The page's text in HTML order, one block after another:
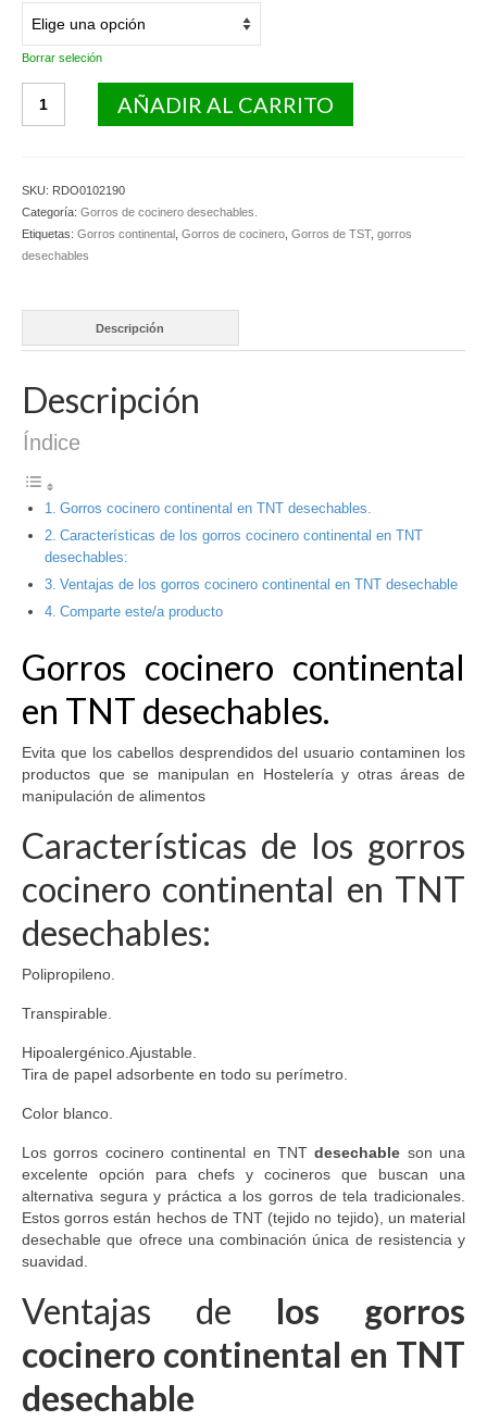
Borrar seleción
cocinero
AÑADIR AL CARRITO
SKU: RDO0102190
Categoría: Gorros de cocinero desechables.
Etiquetas: Gorros continental Gorros de cocinero Gorros de TST, gorros
desechables
Descripción
Descripción
Índice
Gorros cocinero continental en TNT desechables.
Características de los gorros cocinero continental en TNT
desechables:
Ventajas de los gorros cocinero continental en TNT desechable
Comparte este/a producto
Gorros cocinero continental
en TNT desechables.
Evita que los cabellos desprendidos del usuario contaminen los
productos que se manipulan en Hostelería y otras áreas de
manipulación de alimentos
Características de los gorros
cocinero continental en TNT
desechables:
Polipropileno.
Transpirable.
Hipoalergénico.Ajustable.
Tira de papel adsorbente en todo su perímetro.
Color blanco.
Los gorros cocinero continental en TNTdesechable son una
excelente opción para chefs y cocineros que buscan una
alternativa segura y práctica a los gorros de tela tradicionales.
Estos gorros están hechos de TNT (tejido no tejido), un material
desechable que ofrece una combinación única de resistencia y
suavidad.
Ventajas de los gorros
cocinero continental en TNT
desechable